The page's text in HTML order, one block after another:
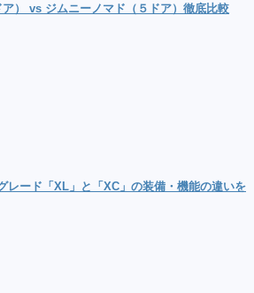
） vs ジムニーノマド（５ドア）徹底比較
レード「XL」と「XC」の装備・機能の違いを